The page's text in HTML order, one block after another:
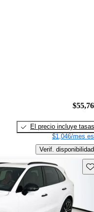
El precio incluye tasas
$1,046/mes
Verif. disponibilidad